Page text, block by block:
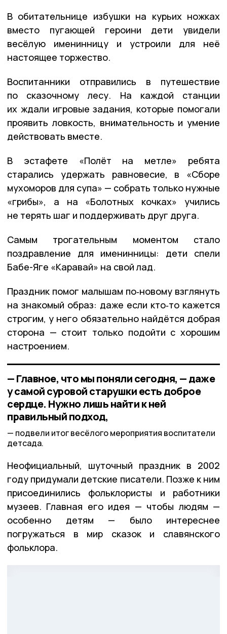
В обитательнице избушки на курьих ножках
вместо пугающей героини дети увидели
весёлую именинницу и устроили для неё
настоящее торжество.
Воспитанники отправились в путешествие
по сказочному лесу. На каждой станции
их ждали игровые задания, которые помогали
проявить ловкость, внимательность и умение
действовать вместе.
В эстафете «Полёт на метле» ребята
старались удержать равновесие, в «Сборе
мухоморов для супа» — собрать только нужные
«грибы», а на «Болотных кочках» учились
не терять шаг и поддерживать друг друга.
Самым трогательным моментом стало
поздравление для именинницы: дети спели
Бабе-Яге «Каравай» на свой лад.
Праздник помог малышам по‑новому взглянуть
на знакомый образ: даже если кто‑то кажется
строгим, у него обязательно найдётся добрая
сторона — стоит только подойти с хорошим
настроением.
— Главное, что мы поняли сегодня, — даже
у самой суровой старушки есть доброе
сердце. Нужно лишь найти к ней
правильный подход,
подвели итог весёлого мероприятия воспитатели
детсада.
Неофициальный, шуточный праздник в 2002
году придумали детские писатели. Позже к ним
присоединились фольклористы и работники
музеев. Главная его идея — чтобы людям —
особенно детям — было интереснее
погружаться в мир сказок и славянского
фольклора.